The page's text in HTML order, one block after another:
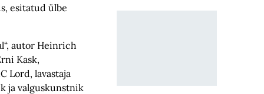
esitatud ülbe
autor Heinrich
Kask,
Lord, lavastaja
ja valguskunstnik